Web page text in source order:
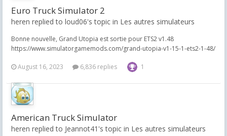
Euro Truck Simulator 2
heren replied to loud06's topic in Les autres simulateurs
Bonne nouvelle, Grand Utopia est sortie pour ETS2 v1.48
https://www.simulatorgamemods.com/grand-utopia-v1-15-1-ets2-1-48/
August 16, 2023 6,836 replies 1
American Truck Simulator
heren replied to Jeannot41's topic in Les autres simulateurs